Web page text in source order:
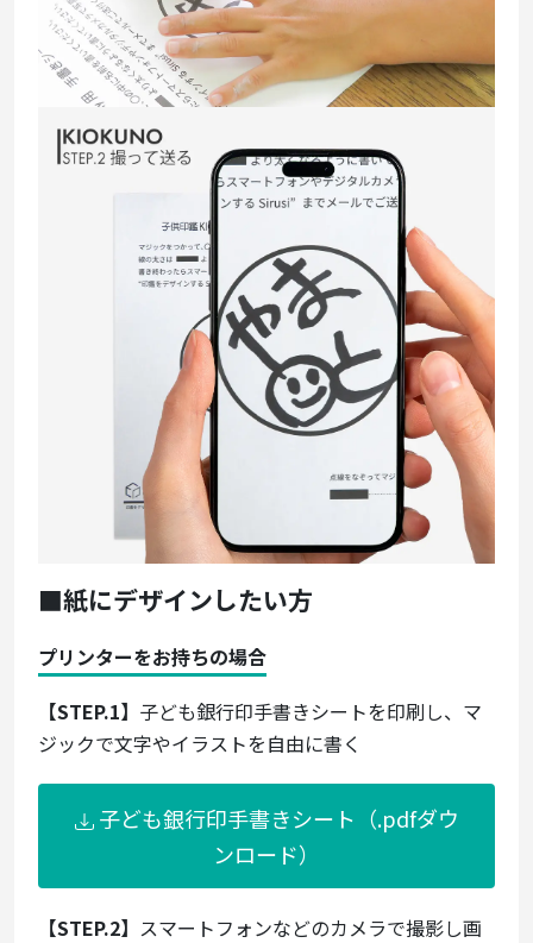
■紙にデザインしたい方
プリンターをお持ちの場合
【STEP.1】 子ども銀行印手書きシートを印刷し、マ
ジックで文字やイラストを自由に書く
子ども銀行印手書きシート（.pdfダウ
ンロード）
【STEP.2】 スマートフォンなどのカメラで撮影し画